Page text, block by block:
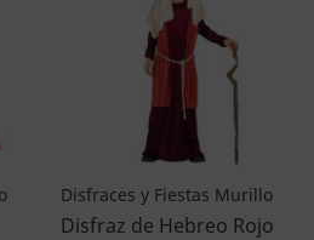
Disfraces y Fiestas Murillo
Disfraz de Hebreo Rojo